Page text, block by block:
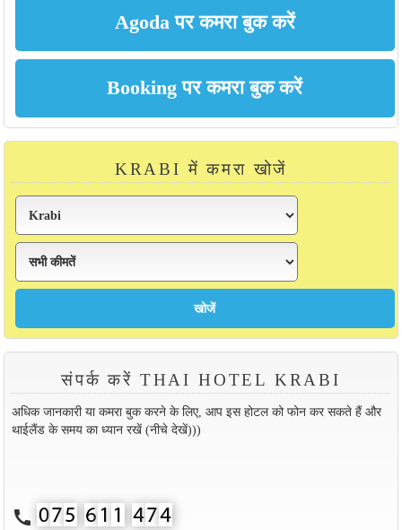
KRABI में कमरा खोजें
संपर्क करें THAI HOTEL KRABI
अधिक जानकारी या कमरा बुक करने के लिए, आप इस होटल को फोन कर सकते हैं और
थाईलैंड के समय का ध्यान रखें (नीचे देखें)))
call